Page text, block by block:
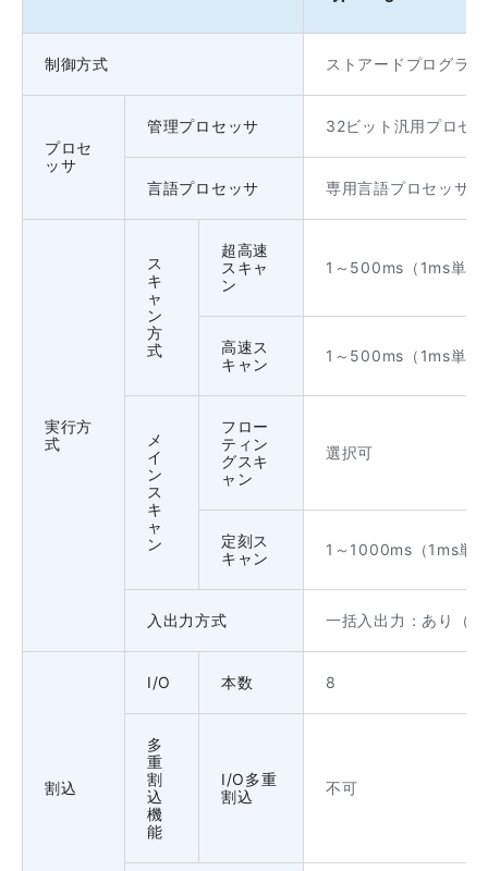
制御方式 ストアードプログラ
プロセ
ッサ
管理プロセッサ 32ビット汎用プロセ
言語プロセッサ 専用言語プロセッサ
実行方
式
ス
キ
ャ
ン
方
式
超高速
スキャ
ン
1～500ms（1ms単位
高速ス
キャン
1～500ms（1ms単位
メ
イ
ン
ス
キ
ャ
ン
フロー
ティン
グスキ
ャン
選択可
定刻ス
キャン
1～1000ms（1ms単
入出力方式 一括入出力：あり（
割込
I/O 本数 8
多
重
割
込
機
能
I/O多重
割込
不可